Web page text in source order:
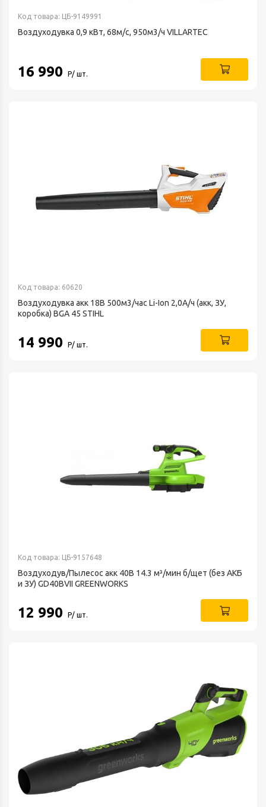
Код товара: ЦБ-9149991
Воздуходувка 0,9 кВт, 68м/с, 950м3/ч VILLARTEC
16 990 Р/ шт.
Код товара: 60620
Воздуходувка акк 18В 500м3/час Li-Ion 2,0А/ч (акк, ЗУ,
коробка) BGA 45 STIHL
14 990 Р/ шт.
Код товара: ЦБ-9157648
Воздуходув/Пылесос акк 40В 14.3 м³/мин б/щет (без АКБ
и ЗУ) GD40BVII GREENWORKS
12 990 Р/ шт.